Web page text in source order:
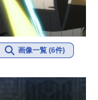
画像一覧 (6件)